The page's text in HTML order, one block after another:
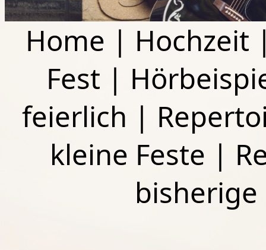
Home | Hochzeit
Fest |
feierlich |
kleine Feste |